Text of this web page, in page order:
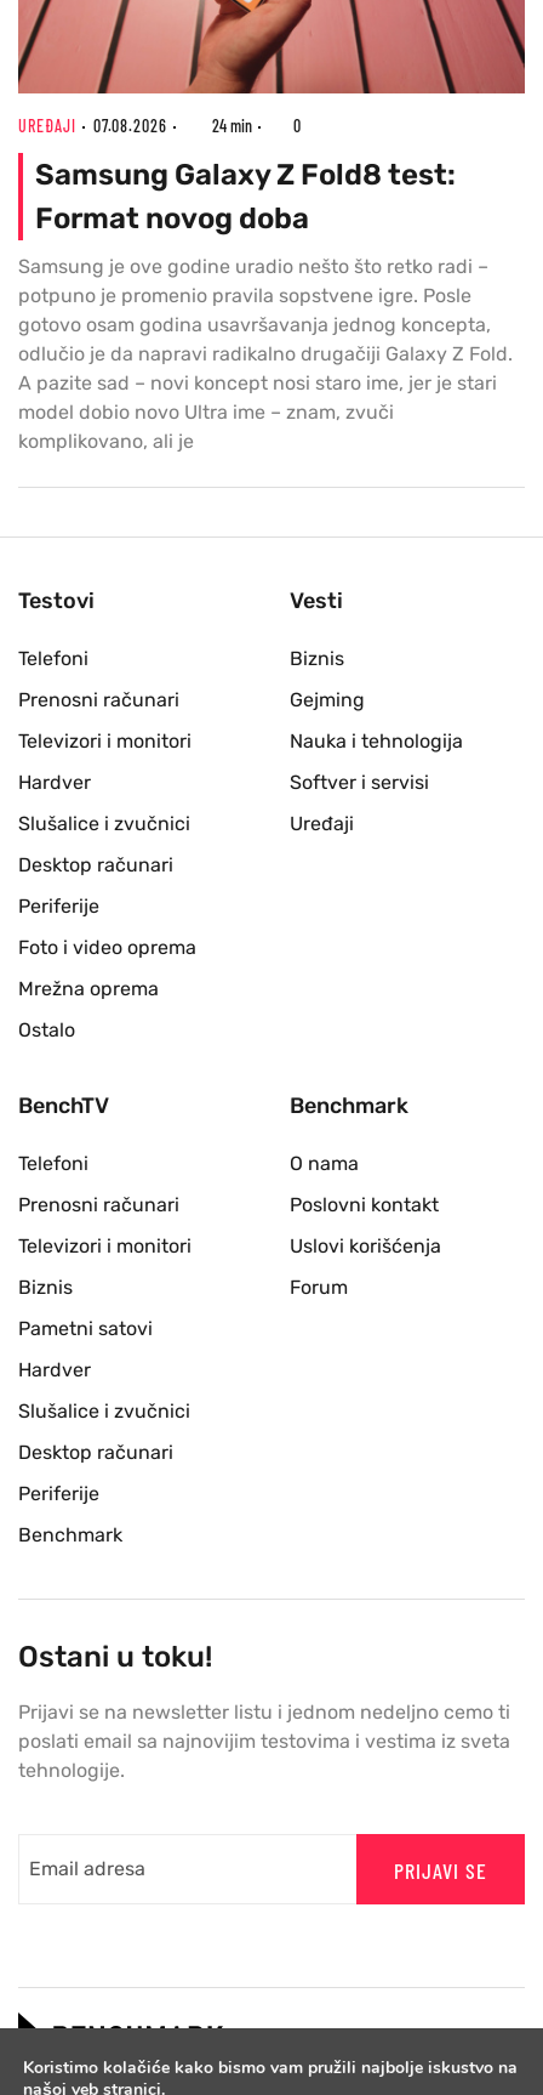
UREĐAJI 07.08.2026 24 min 0
Samsung Galaxy Z Fold8 test:
Format novog doba
Samsung je ove godine uradio nešto što retko radi –
potpuno je promenio pravila sopstvene igre. Posle
gotovo osam godina usavršavanja jednog koncepta,
odlučio je da napravi radikalno drugačiji Galaxy Z Fold.
A pazite sad – novi koncept nosi staro ime, jer je stari
model dobio novo Ultra ime – znam, zvuči
komplikovano, ali je
Testovi
Telefoni
Prenosni računari
Televizori i monitori
Hardver
Slušalice i zvučnici
Desktop računari
Periferije
Foto i video oprema
Mrežna oprema
Ostalo
Vesti
Biznis
Gejming
Nauka i tehnologija
Softver i servisi
Uređaji
BenchTV
Telefoni
Prenosni računari
Televizori i monitori
Biznis
Pametni satovi
Hardver
Slušalice i zvučnici
Desktop računari
Periferije
Benchmark
Benchmark
O nama
Poslovni kontakt
Uslovi korišćenja
Forum
Ostani u toku!
Prijavi se na newsletter listu i jednom nedeljno cemo ti
poslati email sa najnovijim testovima i vestima iz sveta
tehnologije.
PRIJAVI SE
Koristimo kolačiće kako bismo vam pružili najbolje iskustvo na
našoj veb stranici.